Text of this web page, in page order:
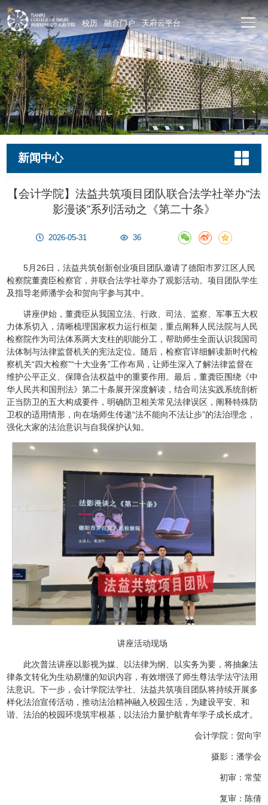
校历 融合门户 天府云平台
新闻中心
【会计学院】法益共筑项目团队联合法学社举办“法
影漫谈”系列活动之《第二十条》
2026-05-31 36
5月26日，法益共筑创新创业项目团队邀请了德阳市罗江区人民
检察院董龚臣检察官，并联合法学社举办了观影活动。项目团队学生
及指导老师潘学会和贺向宇参与其中。
讲座伊始，董龚臣从我国立法、行政、司法、监察、军事五大权
力体系切入，清晰梳理国家权力运行框架，重点阐释人民法院与人民
检察院作为司法体系两大支柱的职能分工，帮助师生全面认识我国司
法体制与法律监督机关的宪法定位。随后，检察官详细解读新时代检
察机关“四大检察”“十大业务”工作布局，让师生深入了解法律监督在
维护公平正义、保障合法权益中的重要作用。最后，董龚臣围绕《中
华人民共和国刑法》第二十条展开深度解读，结合司法实践系统剖析
正当防卫的五大构成要件，明确防卫相关常见法律误区，阐释特殊防
卫权的适用情形，向在场师生传递“法不能向不法让步”的法治理念，
强化大家的法治意识与自我保护认知。
讲座活动现场
此次普法讲座以影视为媒、以法律为纲、以实务为要，将抽象法
律条文转化为生动易懂的知识内容，有效增强了师生尊法学法守法用
法意识。下一步，会计学院法学社、法益共筑项目团队将持续开展多
样化法治宣传活动，推动法治精神融入校园生活，为建设平安、和
谐、法治的校园环境筑牢根基，以法治力量护航青年学子成长成才。
会计学院：贺向宇
摄影：潘学会
初审：常莹
复审：陈倩